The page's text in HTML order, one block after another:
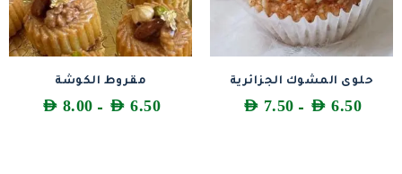
حلوى المشوك الجزائرية
AED 6.50
–
AED 7.50
مقروط الكوشة
AED 6.50
–
AED 8.00